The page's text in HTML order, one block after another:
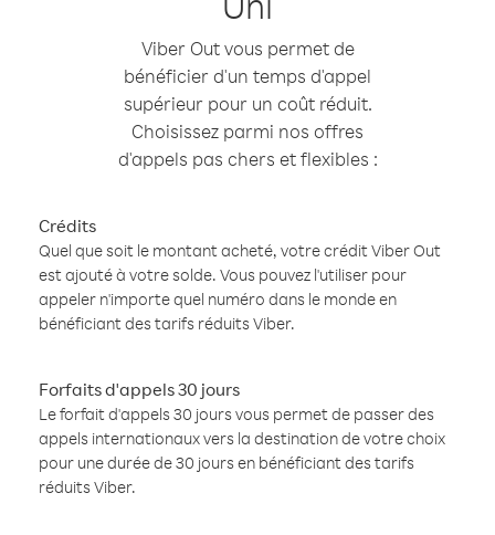
Viber Out vous permet de
bénéficier d'un temps d'appel
supérieur pour un coût réduit.
Choisissez parmi nos offres
d'appels pas chers et flexibles :
Crédits
Quel que soit le montant acheté, votre crédit Viber Out
est ajouté à votre solde. Vous pouvez l'utiliser pour
appeler n'importe quel numéro dans le monde en
bénéficiant des tarifs réduits Viber.
Forfaits d'appels 30 jours
Le forfait d'appels 30 jours vous permet de passer des
appels internationaux vers la destination de votre choix
pour une durée de 30 jours en bénéficiant des tarifs
réduits Viber.